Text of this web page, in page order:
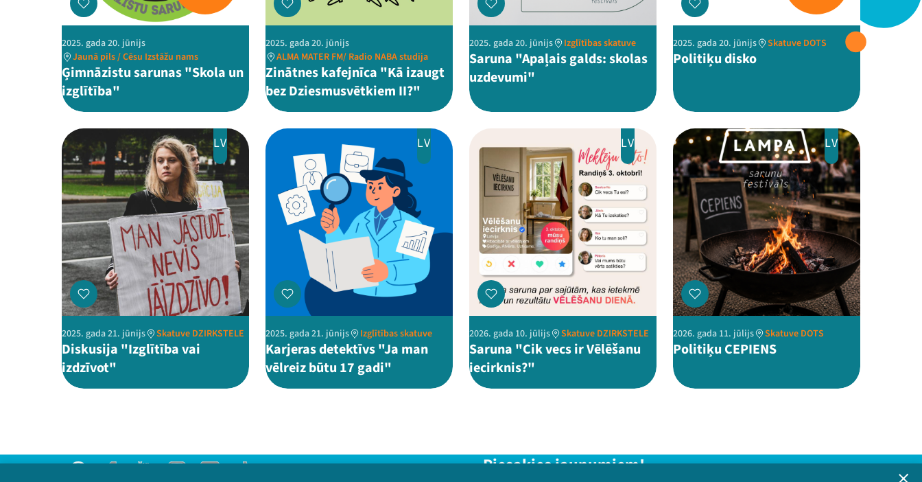
2025. gada 20. jūnijs
Jaunā pils / Cēsu Izstāžu nams
Ģimnāzistu sarunas "Skola un
izglītība"
2025. gada 20. jūnijs
ALMA MATER FM/ Radio NABA studija
Zinātnes kafejnīca "Kā izaugt
bez Dziesmusvētkiem II?"
2025. gada 20. jūnijs Izglītības skatuve
Saruna "Apaļais galds: skolas
uzdevumi"
2025. gada 20. jūnijs Skatuve DOTS
Politiķu disko
LV
2025. gada 21. jūnijs Skatuve DZIRKSTELE
Diskusija "Izglītība vai
izdzīvot"
LV
2025. gada 21. jūnijs Izglītības skatuve
Karjeras detektīvs "Ja man
vēlreiz būtu 17 gadi"
LV
2026. gada 10. jūlijs Skatuve DZIRKSTELE
Saruna "Cik vecs ir Vēlēšanu
iecirknis?"
LV
2026. gada 11. jūlijs Skatuve DOTS
Politiķu CEPIENS
Piesakies jaunumiem!